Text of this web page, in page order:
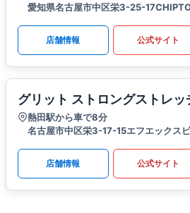
愛知県名古屋市中区栄3-25-
店舗情報 公式サイト
グリット ストロングストレッ
熱田駅から車で8分
名古屋市中区栄3-17-15エフエックス
店舗情報 公式サイト